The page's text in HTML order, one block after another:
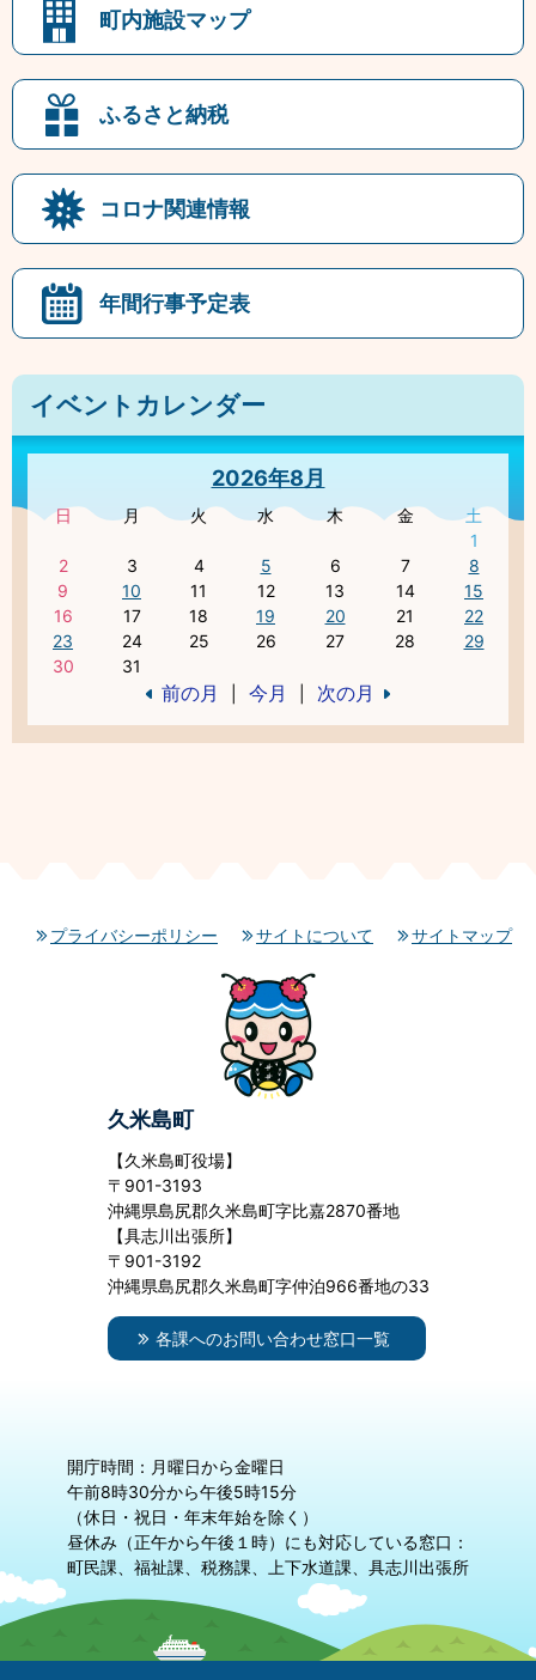
町内施設マップ
ふるさと納税
コロナ関連情報
年間行事予定表
イベントカレンダー
2026年8月
日 月 火 水 木 金
土
1
2
3 4 5 6 7
8
9
10 11 12 13 14
15
16
17 18 19 20 21
22
23
24 25 26 27 28
29
30
31
前の月 今月 次の月
プライバシーポリシー サイトについて サイトマップ
久米島町
【久米島町役場】
〒901-3193
沖縄県島尻郡久米島町字比嘉2870番地
【具志川出張所】
〒901-3192
沖縄県島尻郡久米島町字仲泊966番地の33
各課へのお問い合わせ窓口一覧
開庁時間：月曜日から金曜日
午前8時30分から午後5時15分
（休日・祝日・年末年始を除く）
昼休み（正午から午後１時）にも対応している窓口：
町民課、福祉課、税務課、上下水道課、具志川出張所